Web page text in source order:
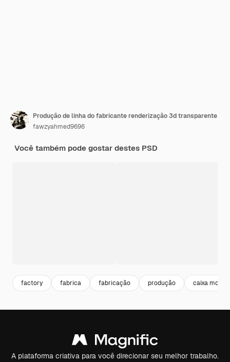
Produção de linha do fabricante renderização 3d transparente
fawzyahmed9696
Você também pode gostar destes PSD
factory fabrica fabricação produção caixa
A plataforma criativa para você direcionar seu melhor trabalho.